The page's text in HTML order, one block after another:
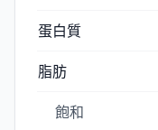
蛋白質
脂肪
飽和